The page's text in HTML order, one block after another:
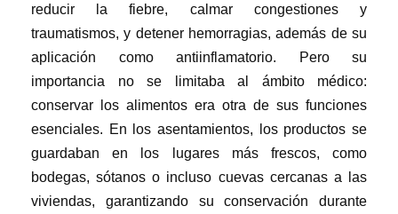
reducir la fiebre, calmar congestiones y
traumatismos, y detener hemorragias, además de su
aplicación como antiinflamatorio. Pero su
importancia no se limitaba al ámbito médico:
conservar los alimentos era otra de sus funciones
esenciales. En los asentamientos, los productos se
guardaban en los lugares más frescos, como
bodegas, sótanos o incluso cuevas cercanas a las
viviendas, garantizando su conservación durante